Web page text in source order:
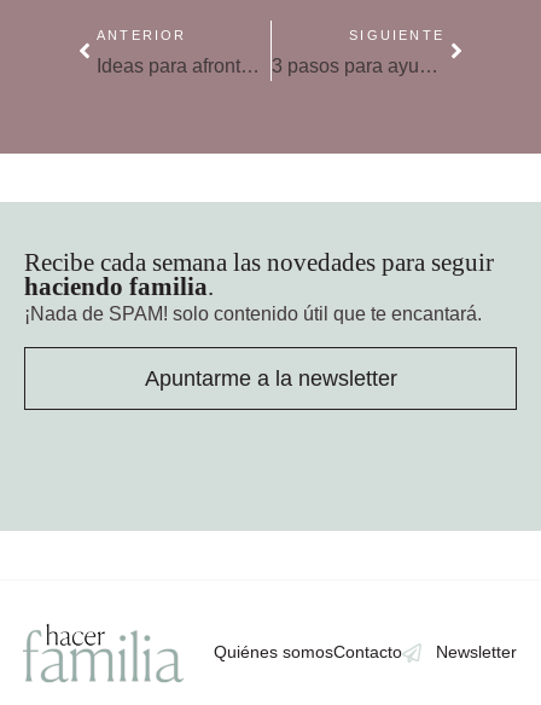
ANTERIOR
Ideas para afrontar los conflictos en casa con los niños pequeños
SIGUIENTE
3 pasos para ayudar a nuestros niños a afrontar la adversidad
Recibe cada semana las novedades para seguir
haciendo familia.
¡Nada de SPAM! solo contenido útil que te encantará.
Apuntarme a la newsletter
Quiénes somosContacto Newsletter